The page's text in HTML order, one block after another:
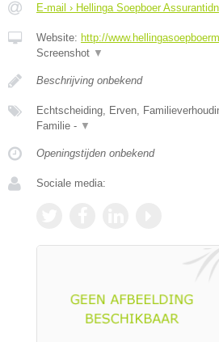
E-mail › Hellinga Soepboer Assurantidn
Website: http://
Screenshot ▼
Beschrijving onbekend
Echtscheiding, Erven,
Familie - ▼
Openingstijden onbekend
Sociale media: